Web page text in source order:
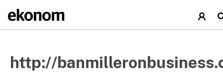
http://